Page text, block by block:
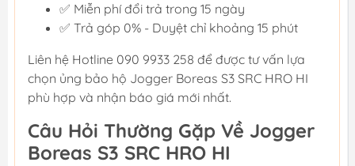
✅ Miễn phí đổi trả trong 15 ngày
✅ Trả góp 0% - Duyệt chỉ khoảng 15 phút
Liên hệ Hotline 090 9933 258 để được tư vấn lựa
chọn ủng bảo hộ Jogger Boreas S3 SRC HRO HI
phù hợp và nhận báo giá mới nhất.
Câu Hỏi Thường Gặp Về Jogger
Boreas S3 SRC HRO HI